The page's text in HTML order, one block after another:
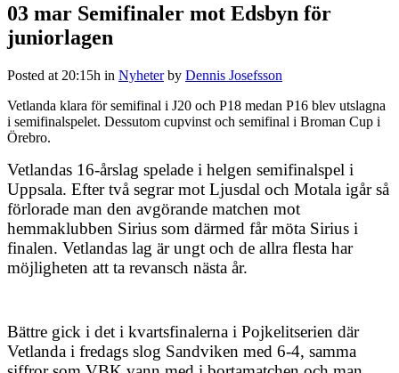
03 mar Semifinaler mot Edsbyn för
juniorlagen
Posted at 20:15h in Nyheter by Dennis Josefsson
Vetlanda klara för semifinal i J20 och P18 medan P16 blev utslagna
i semifinalspelet. Dessutom cupvinst och semifinal i Broman Cup i
Örebro.
Vetlandas 16-årslag spelade i helgen semifinalspel i
Uppsala. Efter två segrar mot Ljusdal och Motala igår så
förlorade man den avgörande matchen mot
hemmaklubben Sirius som därmed får möta Sirius i
finalen. Vetlandas lag är ungt och de allra flesta har
möjligheten att ta revansch nästa år.
Bättre gick i det i kvartsfinalerna i Pojkelitserien där
Vetlanda i fredags slog Sandviken med 6-4, samma